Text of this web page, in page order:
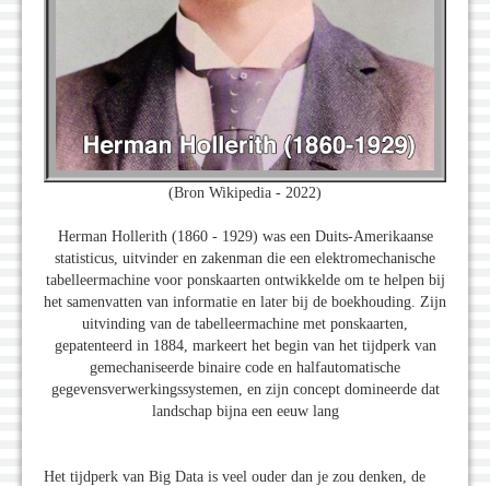
(Bron Wikipedia - 2022)
Herman Hollerith (1860 - 1929) was een Duits-Amerikaanse
statisticus, uitvinder en zakenman die een elektromechanische
tabelleermachine voor ponskaarten ontwikkelde om te helpen bij
het samenvatten van informatie en later bij de boekhouding. Zijn
uitvinding van de tabelleermachine met ponskaarten,
gepatenteerd in 1884, markeert het begin van het tijdperk van
gemechaniseerde binaire code en halfautomatische
gegevensverwerkingssystemen, en zijn concept domineerde dat
landschap bijna een eeuw lang
Het tijdperk van Big Data is veel ouder dan je zou denken, de